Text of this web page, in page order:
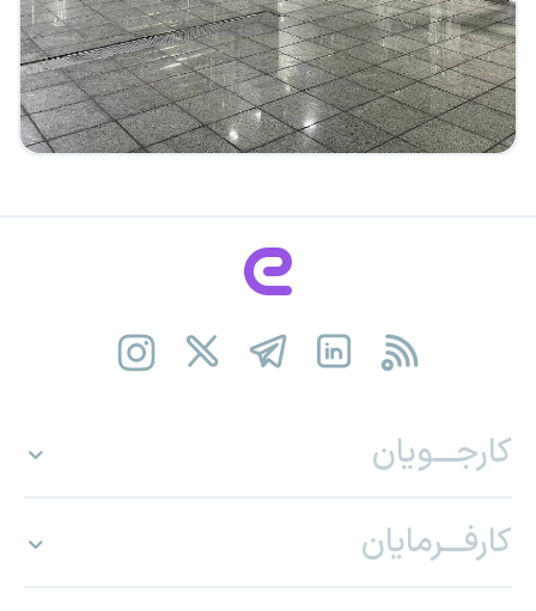
کارجـــویان
کارفـــرمایان